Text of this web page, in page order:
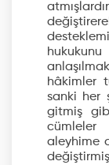
hâkimler
sanki her
gitmiş
aleyhime